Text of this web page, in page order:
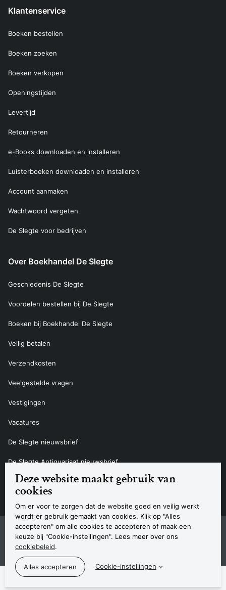
Deze website maakt gebruik van
cookies
Om er voor te zorgen dat de website goed en veilig werkt
wordt er gebruik gemaakt van cookies. Klik op "Alles
accepteren" om alle cookies te accepteren of maak een
keuze bij "Cookie-instellingen". Lees meer over ons
cookiebeleid.
Cookie-instellingen
Klantenservice
Boeken bestellen
Boeken zoeken
Boeken verkopen
Openingstijden
Levertijd
Retourneren
e-Books downloaden en installeren
Luisterboeken downloaden en installeren
Account aanmaken
Wachtwoord vergeten
De Slegte voor bedrijven
Over Boekhandel De Slegte
Geschiedenis De Slegte
Voordelen bestellen bij De Slegte
Boeken bij Boekhandel De Slegte
Veilig betalen
Verzendkosten
Veelgestelde vragen
Vestigingen
Vacatures
De Slegte nieuwsbrief
De Slegte Antiquariaat nieuwsbrief
Contact
Navigatie
SitemapPrivacyverklaring CookieverklaringAlgemene voorwaardenDisclaimer
Contact